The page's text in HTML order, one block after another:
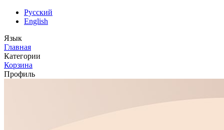
Русский
English
Язык
Главная
Категории
Корзина
Профиль